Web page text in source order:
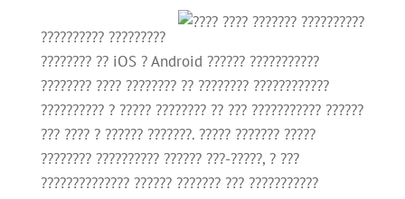
?????????? ?????????
???????? ?? iOS ? Android ?????? ???????????
???????? ???? ???????? ?? ???????? ????????????
?????????? ? ????? ???????? ?? ??? ??????????? ??????
??? ???? ? ?????? ???????. ????? ??????? ?????
???????? ?????????? ?????? ???-?????, ? ???
?????????????? ?????? ??????? ??? ???????????